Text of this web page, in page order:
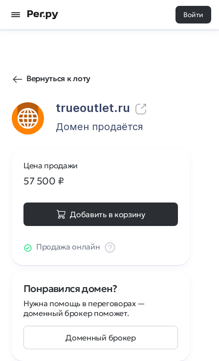
Войти
Вернуться к лоту
trueoutlet.ru
346 0
Домен продаётся
Цена продажи
57 500 ₽
Добавить в корзину
Продажа онлайн
Понравился домен?
Нужна помощь в переговорах —
доменный брокер поможет.
Доменный брокер